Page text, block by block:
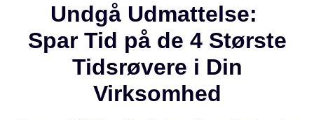
Undgå Udmattelse:
Spar Tid på de 4 Største
Tidsrøvere i Din
Virksomhed